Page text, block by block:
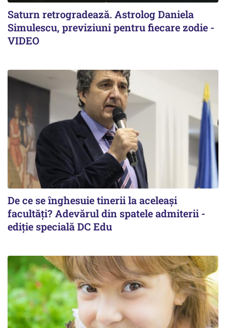
Saturn retrogradează. Astrolog Daniela
Simulescu, previziuni pentru fiecare zodie -
VIDEO
De ce se înghesuie tinerii la aceleași
facultăți? Adevărul din spatele admiterii -
ediție specială DC Edu